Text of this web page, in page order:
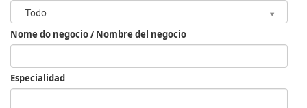
Todo
Sector
Nome do negocio / Nombre del negocio
Especialidad